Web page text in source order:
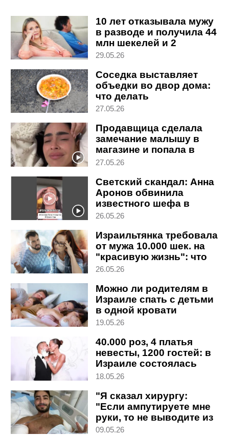
10 лет отказывала мужу
в разводе и получила 44
млн шекелей и 2
квартиры
29.05.26
Соседка выставляет
объедки во двор дома:
что делать
27.05.26
Продавщица сделала
замечание малышу в
магазине и попала в
виральный пост
27.05.26
Светский скандал: Анна
Аронов обвинила
известного шефа в
переманивании поваров
26.05.26
Израильтянка требовала
от мужа 10.000 шек. на
"красивую жизнь": что
решил суд
26.05.26
Можно ли родителям в
Израиле спать с детьми
в одной кровати
19.05.26
40.000 роз, 4 платья
невесты, 1200 гостей: в
Израиле состоялась
свадьба года
18.05.26
"Я сказал хирургу:
"Если ампутируете мне
руки, то не выводите из
наркоза, не хочу жить"
09.05.26